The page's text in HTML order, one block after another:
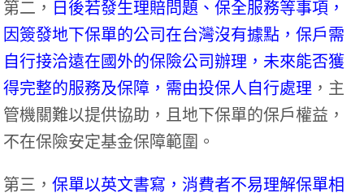
第二， 日後若發生理賠問題、保全服務等事項，
因簽發地下保單的公司在台灣沒有據點，保戶需
自行接洽遠在國外的保險公司辦理，未來能否獲
得完整的服務及保障，需由投保人自行處理 ，主
管機關難以提供協助，且地下保單的保戶權益，
不在保險安定基金保障範圍。
第三，保單以英文書寫，消費者不易理解保單相